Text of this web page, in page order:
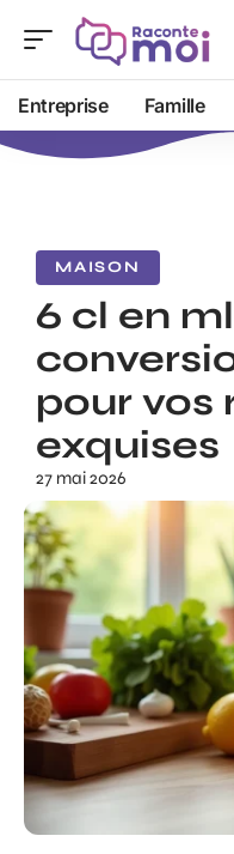
Entreprise Famille
MAISON
6 cl en
pour vos
exquises
27 mai 2026